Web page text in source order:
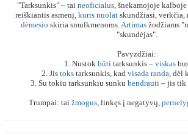
"Tarksunkis" – tai neoficialus, šnekamojoje
reiškiantis asmenį, kuris nuolat skundžiasi, verkčia,
dėmesio skiria smulkmenoms.Artimasžodžiams
"skundėjas".
Pavyzdžiai:
1. Nustok būtitarksunkis – viskas
2. Jis tokstarksunkis, kad visada randa, dėl
3. Su tokiu tarksunkiu sunku bendrauti – jis tik
Trumpai: tai žmogus, linkęs į negatyvų,